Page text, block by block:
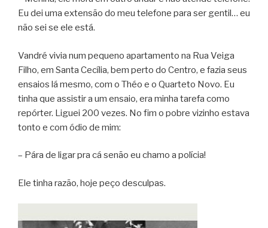
Eu dei uma extensão do meu telefone para ser gentil… eu
não sei se ele está.
Vandré vivia num pequeno apartamento na Rua Veiga
Filho, em Santa Cecília, bem perto do Centro, e fazia seus
ensaios lá mesmo, com o Théo e o Quarteto Novo. Eu
tinha que assistir a um ensaio, era minha tarefa como
repórter. Liguei 200 vezes. No fim o pobre vizinho estava
tonto e com ódio de mim:
– Pára de ligar pra cá senão eu chamo a polícia!
Ele tinha razão, hoje peço desculpas.